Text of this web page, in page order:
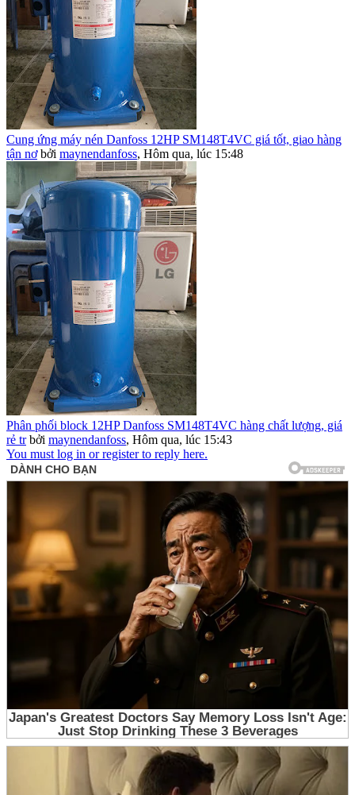
Cung ứng máy nén Danfoss 12HP SM148T4VC giá tốt, giao hàng
tận nơ bởi maynendanfoss, Hôm qua, lúc 15:48
Phân phối block 12HP Danfoss SM148T4VC hàng chất lượng, giá
rẻ tr bởi maynendanfoss, Hôm qua, lúc 15:43
You must log in or register to reply here.